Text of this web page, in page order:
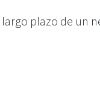
plazo de un